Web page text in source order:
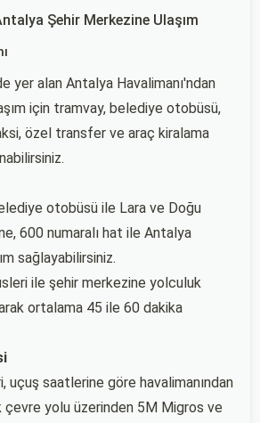
Şehir Merkezine Ulaşım
yer alan Antalya Havalimanı'ndan
için tramvay, belediye otobüsü,
özel transfer ve araç kiralama
otobüsü ile Lara ve Doğu
600 numaralı hat ile Antalya
sağlayabilirsiniz.
ile şehir merkezine yolculuk
ortalama 45 ile 60 dakika
uçuş saatlerine göre havalimanından
yolu üzerinden 5M Migros ve